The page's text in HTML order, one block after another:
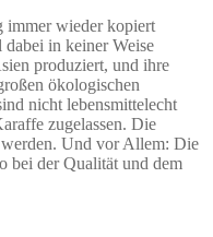
immer wieder kopiert
in keiner Weise
produziert, und ihre
ökologischen
nicht lebensmittelecht
zugelassen. Die
Und vor Allem: Die
bei der Qualität und dem